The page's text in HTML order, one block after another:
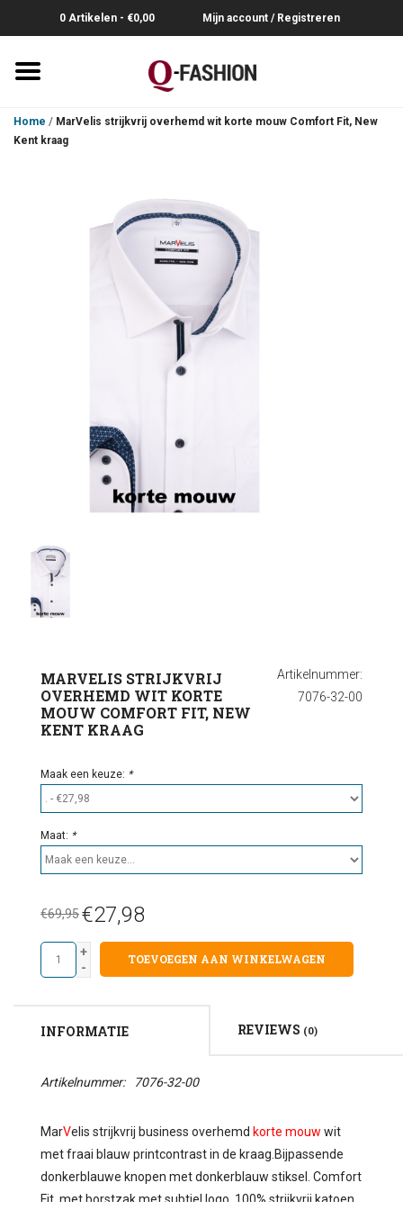
0 Artikelen - €0,00 Mijn account / Registreren
Overhemden
Home / MarVelis strijkvrij overhemd wit korte mouw Comfort Fit, New
Kent kraag
Artikelnummer:
7076-32-00
MARVELIS STRIJKVRIJ
OVERHEMD WIT KORTE
MOUW COMFORT FIT, NEW
KENT KRAAG
Maak een keuze: *
Maat: *
€69,95€27,98
+
-
TOEVOEGEN AAN WINKELWAGEN
INFORMATIE REVIEWS (0)
Artikelnummer: 7076-32-00
MarVelis strijkvrij business overhemd korte mouw wit
met fraai blauw printcontrast in de kraag.Bijpassende
donkerblauwe knopen met donkerblauw stiksel. Comfort
Fit, met borstzak met subtiel logo, 100% strijkvrij katoen,